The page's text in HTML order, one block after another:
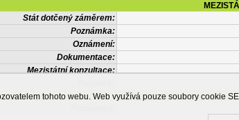
Stát dotčený záměrem:
Poznámka:
Oznámení:
Dokumentace:
Mezistátní konzultace:
tohoto webu. Web využívá pouze soubory cookie